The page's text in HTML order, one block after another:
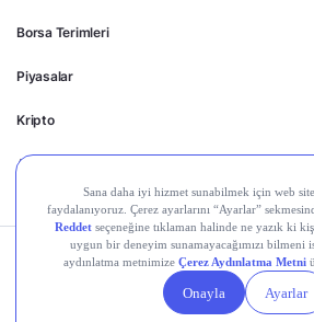
Borsa Terimleri
Piyasalar
Kripto
Ayrıcalıklar
Kişisel Verilerin
Gizlilik
Politikası